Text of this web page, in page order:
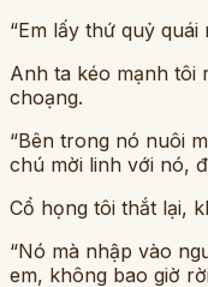
“Em lấy thứ quỷ quái
Anh ta kéo mạnh tôi
choạng.
“Bên trong nó nuôi
chú mời linh với nó,
Cổ họng tôi thắt lại,
“Nó mà nhập vào
em, không bao giờ